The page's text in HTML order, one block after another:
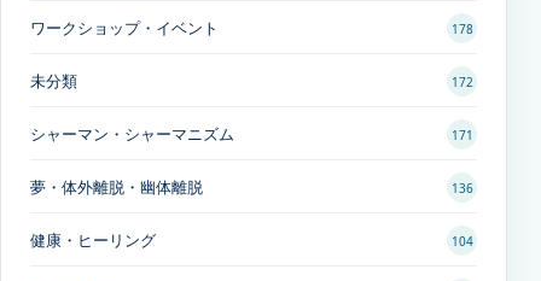
ワークショップ・イベント 178
未分類 172
シャーマン・シャーマニズム 171
夢・体外離脱・幽体離脱 136
健康・ヒーリング 104